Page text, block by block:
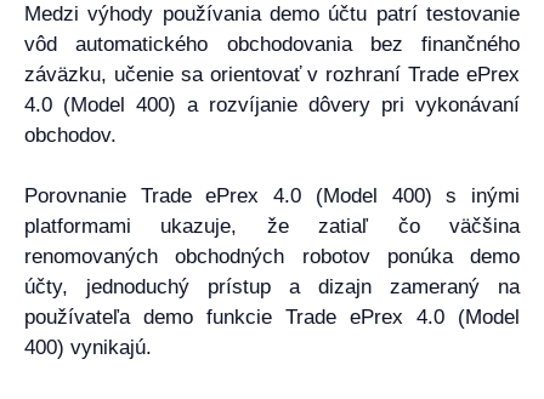
Medzi výhody používania demo účtu patrí testovanie
vôd automatického obchodovania bez finančného
záväzku, učenie sa orientovať v rozhraní Trade ePrex
4.0 (Model 400) a rozvíjanie dôvery pri vykonávaní
obchodov.
Porovnanie Trade ePrex 4.0 (Model 400) s inými
platformami ukazuje, že zatiaľ čo väčšina
renomovaných obchodných robotov ponúka demo
účty, jednoduchý prístup a dizajn zameraný na
používateľa demo funkcie Trade ePrex 4.0 (Model
400) vynikajú.